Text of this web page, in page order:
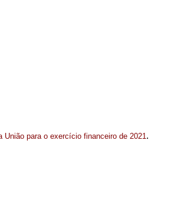
para o exercício financeiro de 2021.